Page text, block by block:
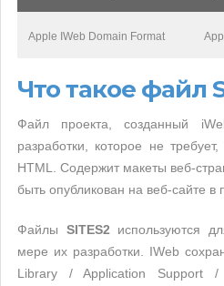
Apple IWeb Domain Format
Что такое файл
Файл проекта, созданный
разработки, которое не
HTML. Содержит макеты веб-
быть опубликован на веб-сайте в
Файлы SITES2 используются
мере их разработки. IWeb
Library / Application Support